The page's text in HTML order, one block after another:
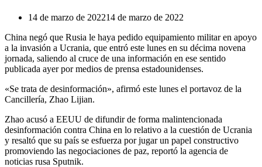
14 de marzo de 202214 de marzo de 2022
China negó que Rusia le haya pedido equipamiento militar en apoyo
a la invasión a Ucrania, que entró este lunes en su décima novena
jornada, saliendo al cruce de una información en ese sentido
publicada ayer por medios de prensa estadounidenses.
«Se trata de desinformación», afirmó este lunes el portavoz de la
Cancillería, Zhao Lijian.
Zhao acusó a EEUU de difundir de forma malintencionada
desinformación contra China en lo relativo a la cuestión de Ucrania
y resaltó que su país se esfuerza por jugar un papel constructivo
promoviendo las negociaciones de paz, reportó la agencia de
noticias rusa Sputnik.